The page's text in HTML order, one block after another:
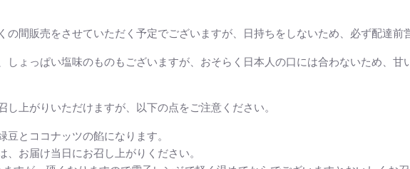
の間販売をさせていただく予定でございますが、日持ちをしないため、必ず配達前
しょっぱい塩味のものもございますが、おそらく日本人の口には合わないため、
し上がりいただけますが、以下の点をご注意ください。
とココナッツの餡になります。
お届け当日にお召し上がりください。